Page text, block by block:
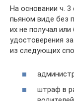
На основании ч.
пьяном виде без
их не получал
удостоверения
из следующих
штраф в